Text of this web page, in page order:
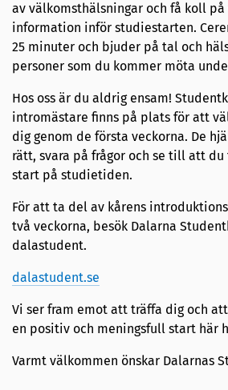
av välkomsthälsningar och få koll
information inför studiestarten.
25 minuter och bjuder på tal och
personer som du kommer möta
Hos oss är du aldrig ensam!
intromästare finns på plats för att
dig genom de första veckorna. De
rätt, svara på frågor och se till att
start på studietiden.
För att ta del av kårens
två veckorna, besök Dalarna
dalastudent.
dalastudent.se
Vi ser fram emot att träffa dig och
en positiv och meningsfull start här
Varmt välkommen önskar Dalarnas